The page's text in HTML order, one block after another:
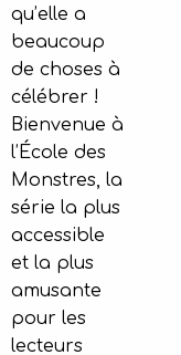
qu’elle a
beaucoup
de choses à
célébrer !
Bienvenue à
l’École des
Monstres, la
série la plus
accessible
et la plus
amusante
pour les
lecteurs